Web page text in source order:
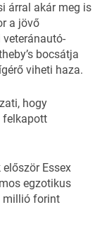
árral akár meg is
a jövő
bocsátja
viheti haza.
hogy
felkapott
Essex
egzotikus
millió forint